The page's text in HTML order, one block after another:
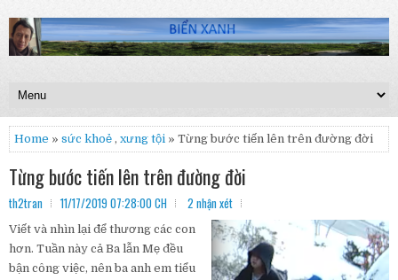
Home » sức khoẻ , xưng tội » Từng bước tiến lên trên đường đời
Từng bước tiến lên trên đường đời
th2tran 11/17/2019 07:28:00 CH 2 nhận xét
Viết và nhìn lại để thương các con
hơn. Tuần này cả Ba lẫn Mẹ đều
bận công việc, nên ba anh em tiểu